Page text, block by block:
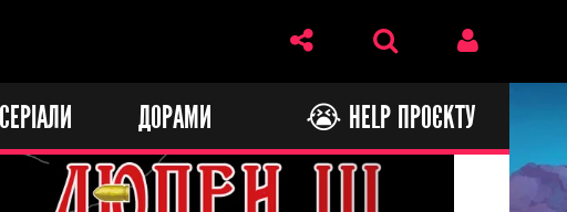
ДОРАМИ 😭 HELP ПРОЄКТУ
Next